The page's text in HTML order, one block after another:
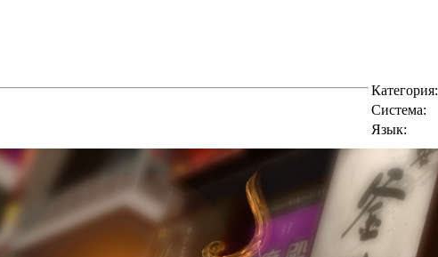
Категория:
Cистема:
Язык: